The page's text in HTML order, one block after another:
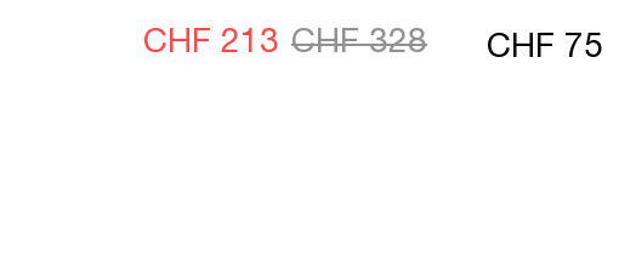
CHF 213 CHF 328 CHF 75